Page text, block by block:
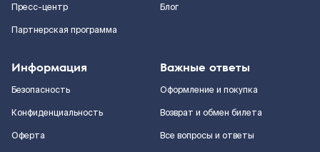
Пресс-центр
Партнерская программа
Блог
Информация
Безопасность
Конфиденциальность
Оферта
Важные ответы
Оформление и покупка
Возврат и обмен билета
Все вопросы и ответы